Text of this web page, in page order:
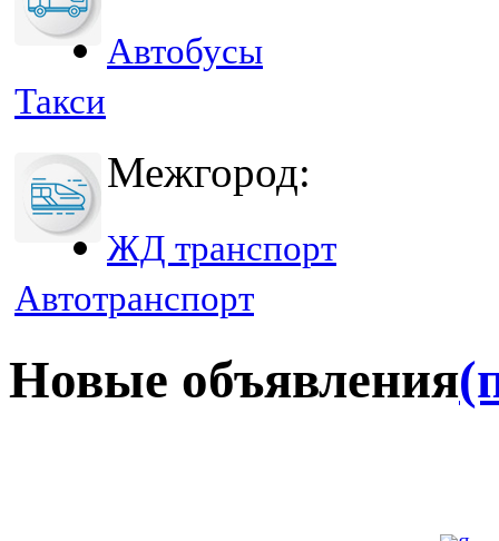
Автобусы
Такси
Межгород:
ЖД транспорт
Автотранспорт
Новые объявления